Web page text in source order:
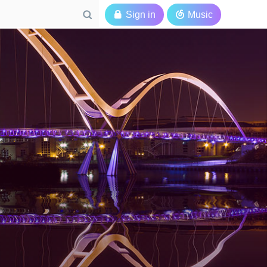
  Sign in  Music